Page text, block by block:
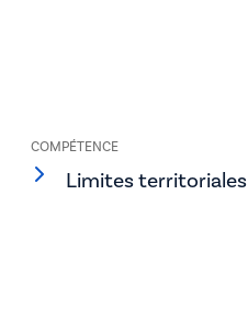
COMPÉTENCE
Limites territoriales